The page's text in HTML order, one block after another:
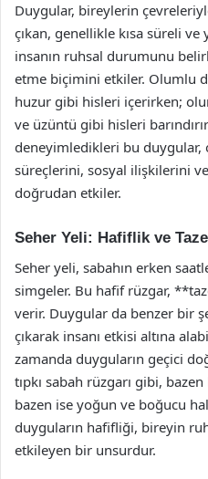
Duygular, bireylerin
çıkan, genellikle kısa süreli
insanın ruhsal durumunu
etme biçimini etkiler. Olumlu
huzur gibi hisleri içerirken;
ve üzüntü gibi hisleri
deneyimledikleri bu duygular,
süreçlerini, sosyal ilişkilerini
doğrudan etkiler.
Seher Yeli: Hafiflik ve
Seher yeli, sabahın erken
simgeler. Bu hafif rüzgar,
verir. Duygular da benzer bir
çıkarak insanı etkisi altına
zamanda duyguların geçici
tıpkı sabah rüzgarı gibi,
bazen ise yoğun ve boğucu
duyguların hafifliği, bireyin
etkileyen bir unsurdur.